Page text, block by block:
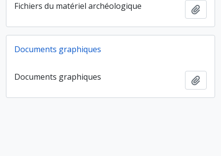
Fichiers du matériel archéologique
Documents graphiques
Documents graphiques